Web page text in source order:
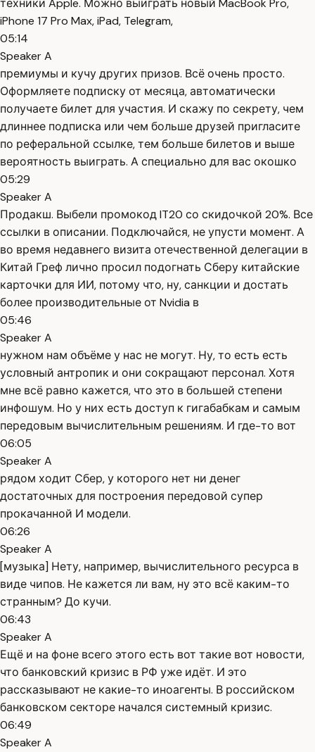
техники Apple. Можно выиграть новый MacBook Pro,
iPhone 17 Pro Max, iPad, Telegram,
05:14
Speaker A
премиумы и кучу других призов. Всё очень просто.
Оформляете подписку от месяца, автоматически
получаете билет для участия. И скажу по секрету, чем
длиннее подписка или чем больше друзей пригласите
по реферальной ссылке, тем больше билетов и выше
вероятность выиграть. А специально для вас окошко
05:29
Speaker A
Продакш. Выбели промокод IT20 со скидочкой 20%. Все
ссылки в описании. Подключайся, не упусти момент. А
во время недавнего визита отечественной делегации в
Китай Греф лично просил подогнать Сберу китайские
карточки для ИИ, потому что, ну, санкции и достать
более производительные от Nvidia в
05:46
Speaker A
нужном нам объёме у нас не могут. Ну, то есть есть
условный антропик и они сокращают персонал. Хотя
мне всё равно кажется, что это в большей степени
инфошум. Но у них есть доступ к гигабабкам и самым
передовым вычислительным решениям. И где-то вот
06:05
Speaker A
рядом ходит Сбер, у которого нет ни денег
достаточных для построения передовой супер
прокачанной И модели.
06:26
Speaker A
[музыка] Нету, например, вычислительного ресурса в
виде чипов. Не кажется ли вам, ну это всё каким-то
странным? До кучи.
06:43
Speaker A
Ещё и на фоне всего этого есть вот такие вот новости,
что банковский кризис в РФ уже идёт. И это
рассказывают не какие-то иноагенты. В российском
банковском секторе начался системный кризис.
06:49
Speaker A